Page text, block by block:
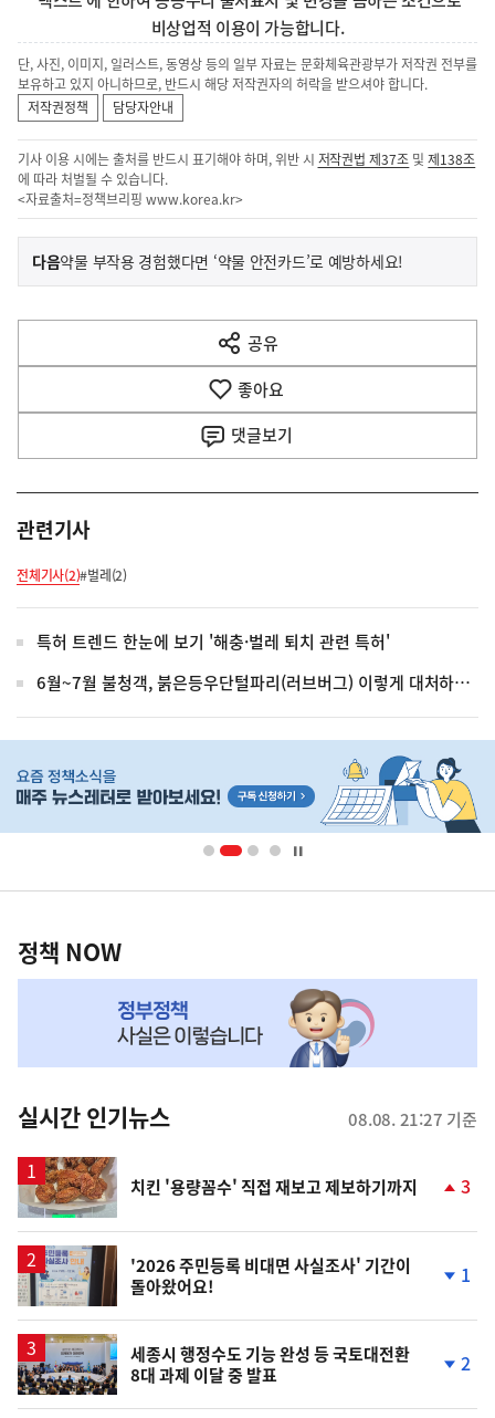
비상업적 이용이 가능합니다.
단, 사진, 이미지, 일러스트, 동영상 등의 일부 자료는 문화체육관광부가 저작권 전부를
보유하고 있지 아니하므로, 반드시 해당 저작권자의 허락을 받으셔야 합니다.
저작권정책
담당자안내
기사 이용 시에는 출처를 반드시 표기해야 하며, 위반 시 저작권법 제37조 및제138조
에 따라 처벌될 수 있습니다.
<자료출처=정책브리핑 www.korea.kr>
이
전
다
음
다음기
약물 부작용 경험했다면 ‘약물 안전카드’로 예방하세요!
공유
열
기
좋아요
댓글보기
관련기사
전체기사(2)#벌레(2)
특허 트렌드 한눈에 보기 '해충·벌레 퇴치 관련 특허'
6월~7월 불청객, 붉은등우단털파리(러브버그) 이렇게 대처하세요!
단
배
영
책
NOW,
뉴
스
정책 NOW
실시간 인기뉴스 08.08. 21:27 기준
치킨 '용량꼼수' 직접 재보고 제보하기까지
계
3
'2026 주민등록 비대면 사실조사' 기간이
돌아왔어요!
계
1
세종시 행정수도 기능 완성 등 국토대전환
8대 과제 이달 중 발표
계
2